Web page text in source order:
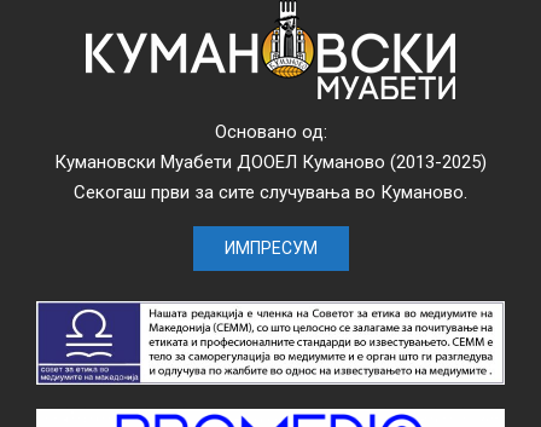
Основано од:
Кумановски Муабети ДООЕЛ Куманово (2013-2025)
Секогаш први за сите случувања во Куманово.
ИМПРЕСУМ